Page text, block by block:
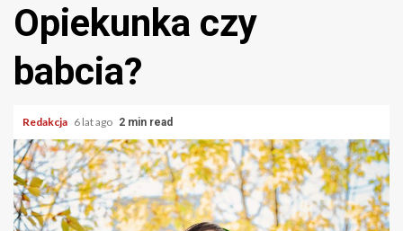
Opiekunka czy
babcia?
Redakcja 6 lat ago 2 min read